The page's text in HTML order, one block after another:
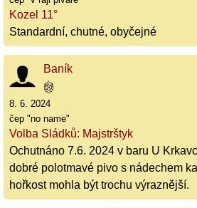
Kozel 11°
Standardní, chutné, obyčejné
Baník
8. 6. 2024
čep "no name"
Volba Sládků: Majstrštyk
Ochutnáno 7.6. 2024 v baru U
dobré polotmavé pivo s nádechem
hořkost mohla být trochu výraznější.